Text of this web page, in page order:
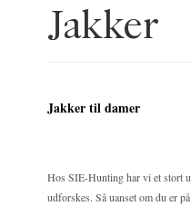
Jakker
Jakker til damer
Hos SIE-Hunting har vi et stort
udforskes. Så uanset om du er